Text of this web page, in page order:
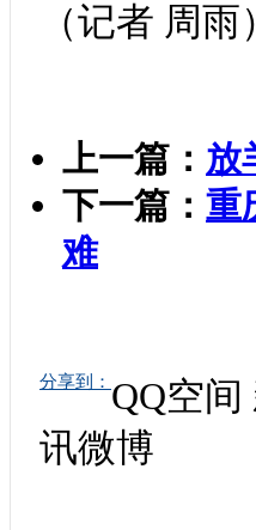
（记者 周雨
上一篇： 放
下一篇： 重
难
分享到： QQ空间
讯微博